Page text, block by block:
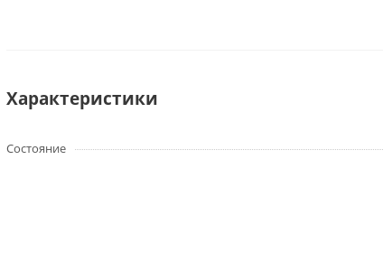
Характеристики
Состояние